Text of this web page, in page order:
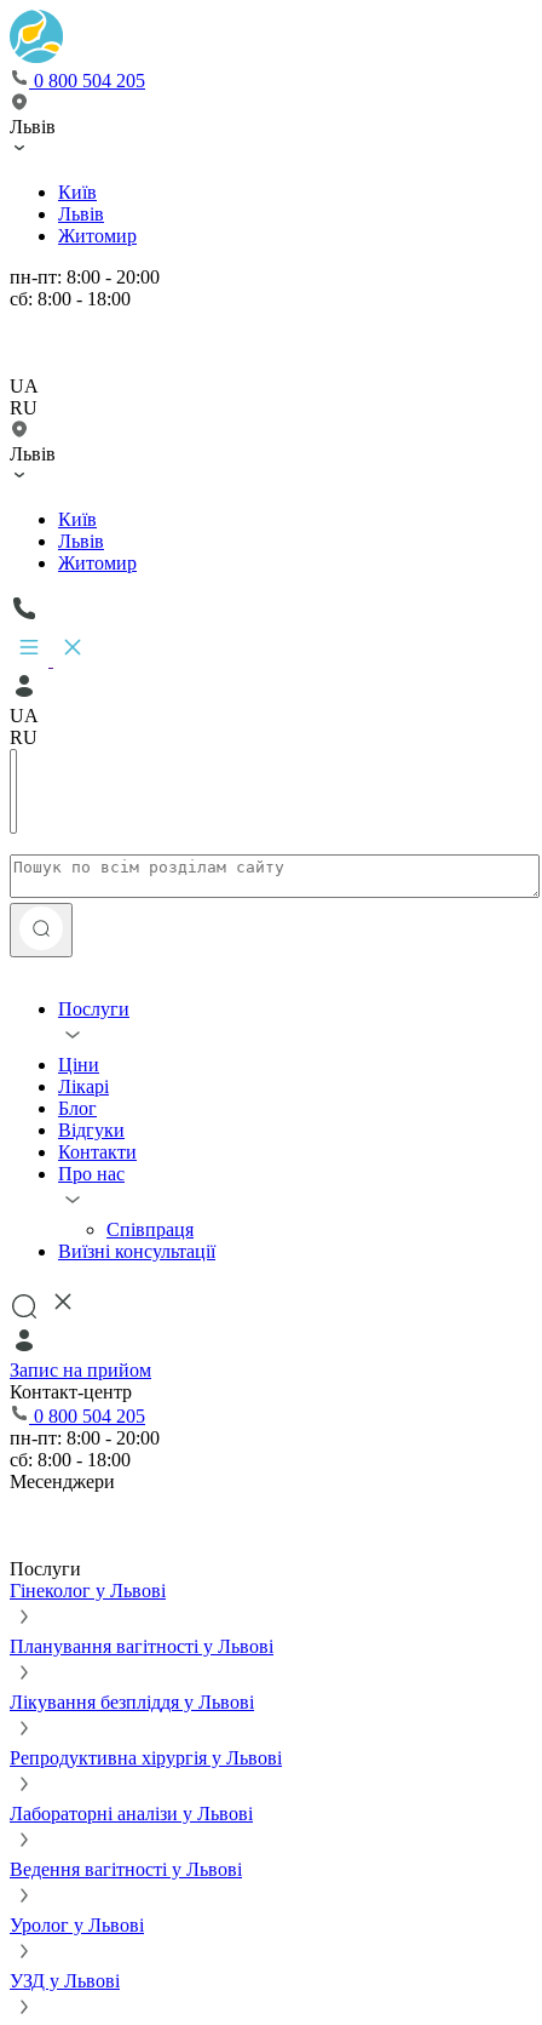
0 800 504 205
Львів
Київ
Львів
Житомир
пн-пт: 8:00 - 20:00
сб: 8:00 - 18:00
UA
RU
Львів
Київ
Львів
Житомир
UA
RU
Послуги
Ціни
Лікарі
Блог
Відгуки
Контакти
Про нас
Співпраця
Виїзні консультації
Запис на прийом
Контакт-центр
0 800 504 205
пн-пт: 8:00 - 20:00
сб: 8:00 - 18:00
Месенджери
Послуги
Гінеколог у Львові
Планування вагітності у Львові
Лікування безпліддя у Львові
Репродуктивна хірургія у Львові
Лабораторні аналізи у Львові
Ведення вагітності у Львові
Уролог у Львові
УЗД у Львові